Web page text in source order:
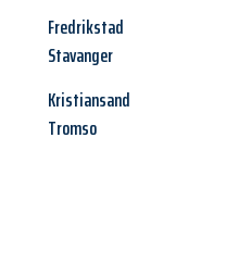
Fredrikstad
Stavanger
Kristiansand
Tromso